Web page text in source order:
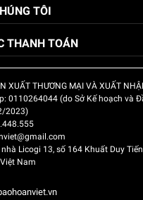
ủng cách điện
tại An Việt mang lại nhiều
dưới đây là ba lý do chính
hãng ủng cách điện
thức của thương hiệu
hiệu đồ bảo hộ cách
nay.
bảo hành:
ràng và minh bạch cho
TÔI
THANH TOÁN
XUẤT THƯƠNG MẠI VÀ XUẤT
0110264044 (do Sở Kế hoạch và
2023)
Licogi 13, số 164 Khuất Duy
Nam